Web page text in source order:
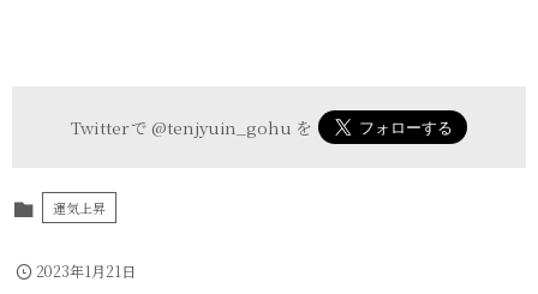
Twitter で@tenjyuin_gohu を
運気上昇
2023年1月21日